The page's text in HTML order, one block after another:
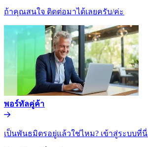
ถ้าคุณสนใจ ติดต่อมาได้เลยครับ/ค่ะ​​
พอร์ทัลคู่ค้า​​
เป็นพันธมิตรอยู่แล้วใช่ไหม? เข้าสู่ระบบที่นี่​​